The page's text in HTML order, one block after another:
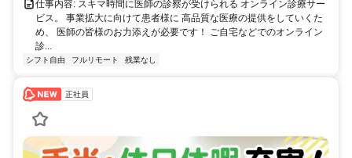
仕事内容: スキマ時間に医師の診察が受けられる オンライン診療サー
ビス。 事業拡大に向けて患者様に 高品質な医療の提供をしていくた
め、 医師の皆様のお力添えが必要です！ ご自宅などでのオンライン
診...
シフト自由 フルリモート 残業なし
正社員